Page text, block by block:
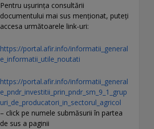
Pentru uşurinţa consultării
documentului mai sus menţionat, puteţi
accesa următoarele link-uri:
https://portal.afir.info/informatii_general
e_informatii_utile_noutati
https://portal.afir.info/informatii_general
e_pndr_investitii_prin_pndr_sm_9_1_grup
uri_de_producatori_in_sectorul_agricol
– click pe numele submăsurii în partea
de sus a paginii